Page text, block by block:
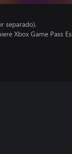
separado).
Xbox Game Pass